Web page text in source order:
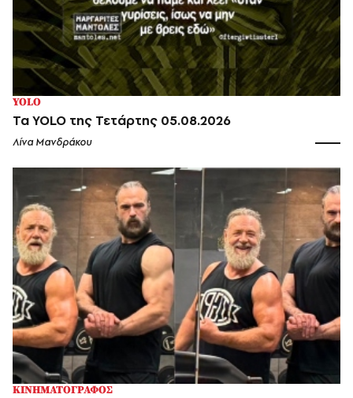
YOLO
Τα YOLO της Τετάρτης 05.08.2026
Λίνα Μανδράκου
ΚΙΝΗΜΑΤΟΓΡΑΦΟΣ